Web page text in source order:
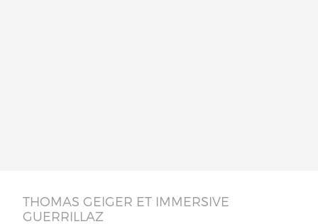
THOMAS GEIGER ET IMMERSIVE
GUERRILLAZ